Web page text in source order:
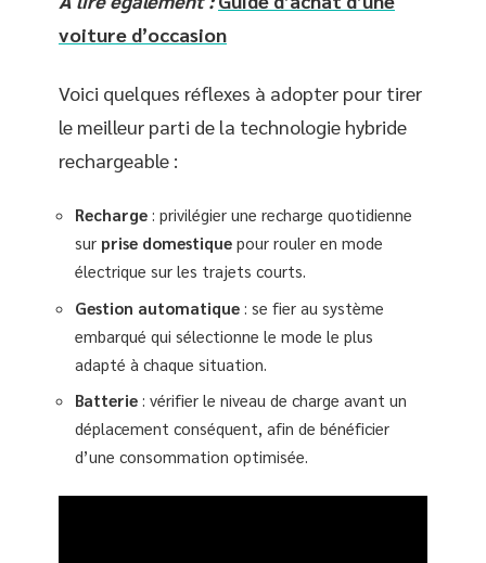
voiture d’occasion
Voici quelques réflexes à adopter pour tirer
le meilleur parti de la technologie hybride
rechargeable :
Recharge : privilégier une recharge quotidienne
sur prise domestique pour rouler en mode
électrique sur les trajets courts.
Gestion automatique : se fier au système
embarqué qui sélectionne le mode le plus
adapté à chaque situation.
Batterie : vérifier le niveau de charge avant un
déplacement conséquent, afin de bénéficier
d’une consommation optimisée.